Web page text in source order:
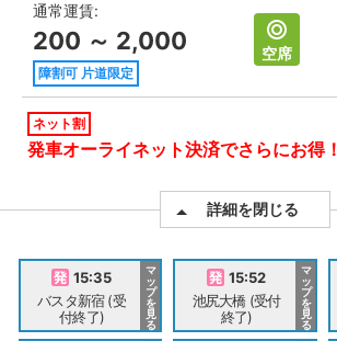
通常運賃:
200 ～ 2,000
障割可 片道限定
空席
ネット割
発車オーライネット決済でさらにお得！
詳細を閉じる
15:35
バスタ新宿 (受
付終了)
マ
ッ
プ
を
見
る
15:52
池尻大橋 (受付
終了)
マ
ッ
プ
を
見
る